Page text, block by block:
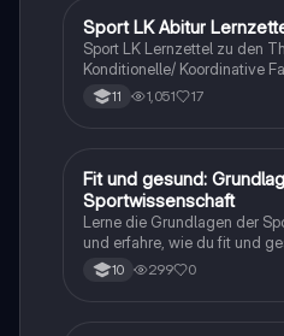
das Biologie-Abitur und das
bioelektrischer Prozesse in
Sport
Sport LK Abitur
Sport LK Lernzettel zu den
Konditionelle/ Koordinative
Ausdauer, Sportbiologie,
Taktiktraining,
11 1,051 17
F Sport
Fit und gesund:
Sportwissenschaft
Lerne die Grundlagen der
und erfahre, wie du fit und
den Sportunterricht in der 11.
10 299 0